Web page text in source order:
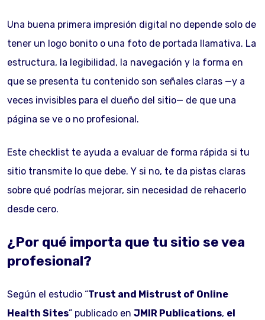
Una buena primera impresión digital no depende solo de
tener un logo bonito o una foto de portada llamativa. La
estructura, la legibilidad, la navegación y la forma en
que se presenta tu contenido son señales claras —y a
veces invisibles para el dueño del sitio— de que una
página se ve o no profesional.
Este checklist te ayuda a evaluar de forma rápida si tu
sitio transmite lo que debe. Y si no, te da pistas claras
sobre qué podrías mejorar, sin necesidad de rehacerlo
desde cero.
¿Por qué importa que tu sitio se vea
profesional?
Según el estudio “Trust and Mistrust of Online
Health Sites” publicado en JMIR Publications, el